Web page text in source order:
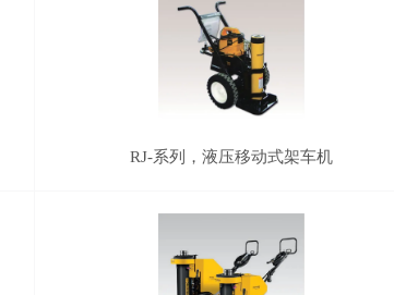
RJ-系列，液压移动式架车机